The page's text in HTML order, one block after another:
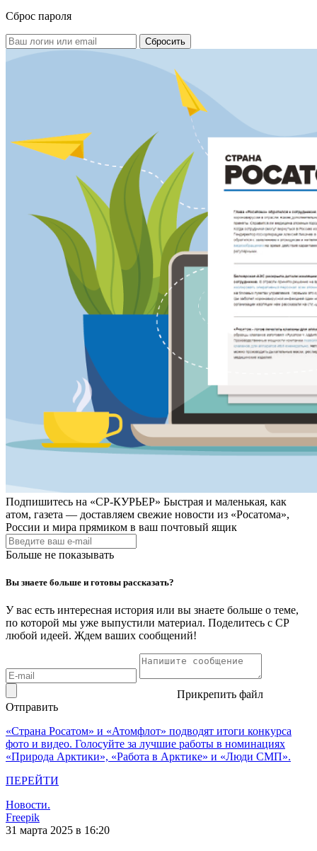
Сброс пароля
Подпишитесь на «СР-КУРЬЕР» Быстрая и маленькая, как
атом, газета — доставляем свежие новости из «Росатома»,
России и мира прямиком в ваш почтовый ящик
Больше не показывать
Вы знаете больше и готовы рассказать?
У вас есть интересная история или вы знаете больше о теме,
по которой мы уже выпустили материал. Поделитесь с СР
любой идеей. Ждем ваших сообщений!
Прикрепить файл
Отправить
«Страна Росатом» и «Атомфлот» подводят итоги конкурса
фото и видео. Голосуйте за лучшие работы в номинациях
«Природа Арктики», «Работа в Арктике» и «Люди СМП».
ПЕРЕЙТИ
Новости.
Freepik
31 марта 2025 в 16:20